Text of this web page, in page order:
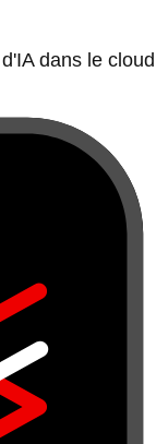
dans le cloud